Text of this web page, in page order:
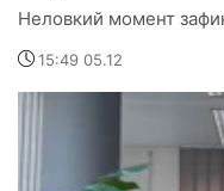
Неловкий момент
15:49 05.12